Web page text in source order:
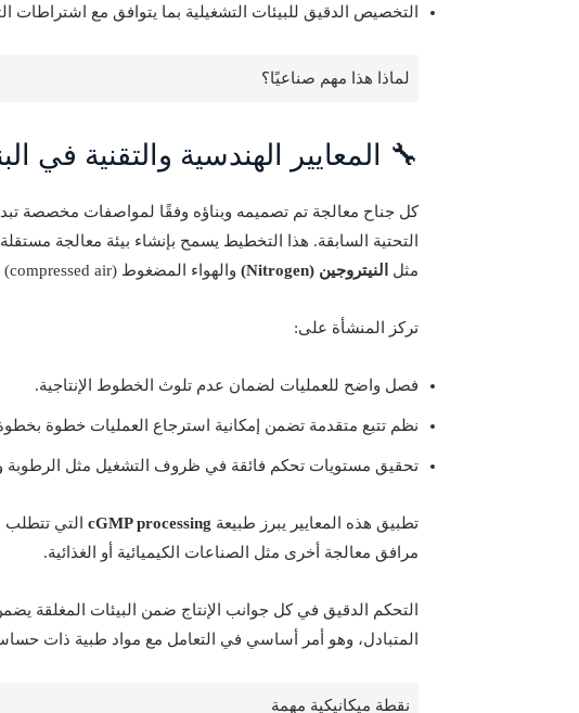
التخصيص الدقيق للبيئات التشغيلية بما يتوافق مع اشتراطات
لماذا هذا مهم صناعيًا؟
🔧 المعايير الهندسية والتقنية في
كل جناح معالجة تم تصميمه وبناؤه وفقًا لمواصفات مخصصة
التحتية السابقة. هذا التخطيط يسمح بإنشاء بيئة معالجة
مثل
النيتروجين (Nitrogen) والهواء المضغوط (compressed air) لضمان أعلى درجات الجودة.
تركز المنشأة على:
فصل واضح للعمليات لضمان عدم تلوث الخطوط الإنتاجية.
نظم تتبع متقدمة تضمن إمكانية استرجاع العمليات خطوة
تحقيق مستويات تحكم فائقة في ظروف التشغيل مثل الرطوبة
تطبيق هذه المعايير يبرز طبيعة cGMP processing التي
مرافق معالجة أخرى مثل الصناعات الكيميائية أو الغذائية.
التحكم الدقيق في كل جوانب الإنتاج ضمن البيئات المغلقة
المتبادل، وهو أمر أساسي في التعامل مع مواد طبية ذات
نقطة ميكانيكية مهمة